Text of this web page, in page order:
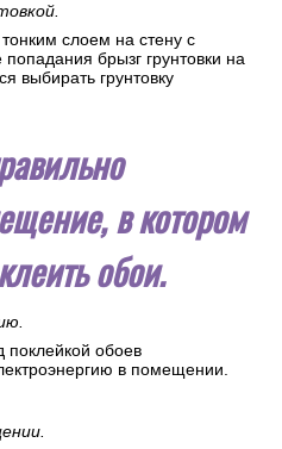
слоем на стену с
брызг грунтовки на
выбирать грунтовку
в котором
обои.
поклейкой обоев
в помещении.